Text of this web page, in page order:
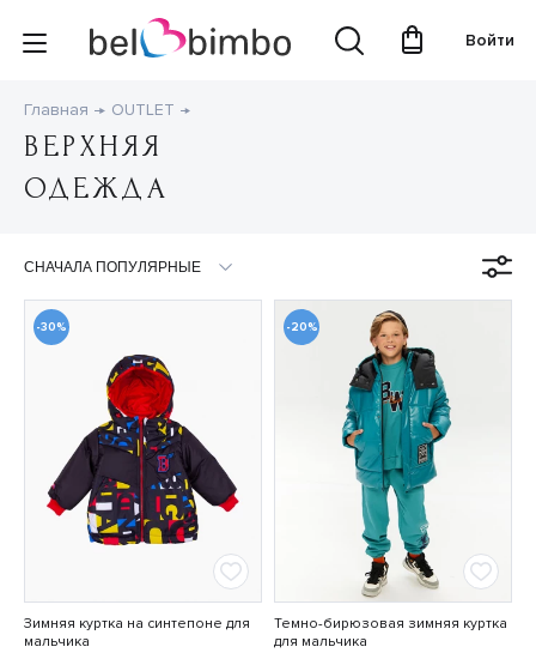
Войти
Главная OUTLET
ВЕРХНЯЯ
ОДЕЖДА
-30%
Зимняя куртка на синтепоне для
мальчика
-20%
Темно-бирюзовая зимняя куртка
для мальчика